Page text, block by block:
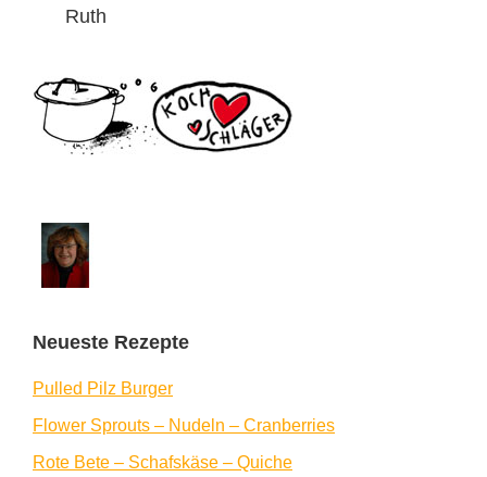
Ruth
Seitenspalte
Neueste Rezepte
Pulled Pilz Burger
Flower Sprouts – Nudeln – Cranberries
Rote Bete – Schafskäse – Quiche